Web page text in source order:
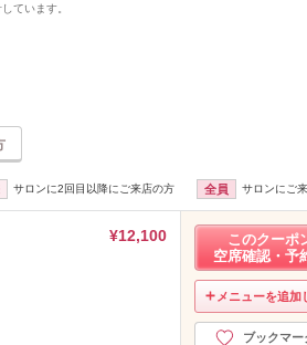
ています。
サロンに2回目以降にご来店の方 全員 サロンにご
¥12,100
このクーポ
空席確認・予
メニューを追加
ブックマー